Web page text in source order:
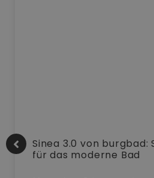
Sinea 3.0 von burgbad:
für das moderne Bad